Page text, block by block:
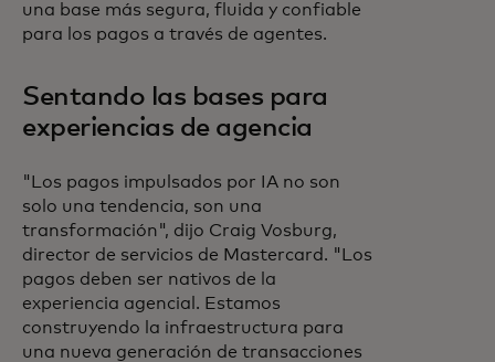
una base más segura, fluida y confiable
para los pagos a través de agentes.
Sentando las bases para
experiencias de agencia
"Los pagos impulsados por IA no son
solo una tendencia, son una
transformación", dijo Craig Vosburg,
director de servicios de Mastercard. "Los
pagos deben ser nativos de la
experiencia agencial. Estamos
construyendo la infraestructura para
una nueva generación de transacciones